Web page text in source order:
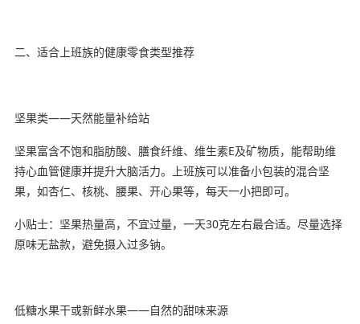
二、适合上班族的健康零食类型推荐
坚果类——天然能量补给站
坚果富含不饱和脂肪酸、膳食纤维、维生素E及矿物质，能帮助维
持心血管健康并提升大脑活力。上班族可以准备小包装的混合坚
果，如杏仁、核桃、腰果、开心果等，每天一小把即可。
小贴士：坚果热量高，不宜过量，一天30克左右最合适。尽量选择
原味无盐款，避免摄入过多钠。
低糖水果干或新鲜水果——自然的甜味来源